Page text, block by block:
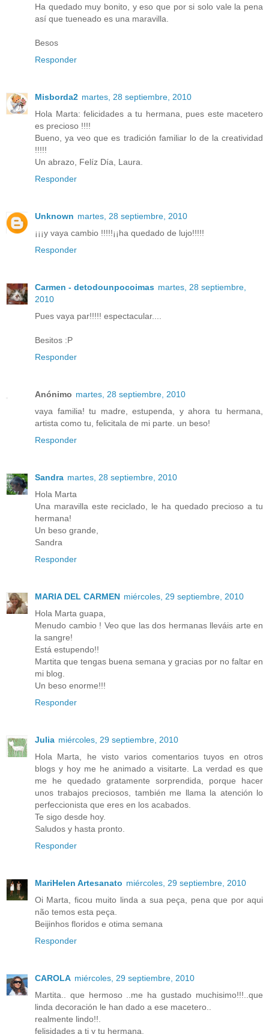
Ha quedado muy bonito, y eso que por si solo vale la pena
así que tueneado es una maravilla.
Besos
Responder
Misborda2 martes, 28 septiembre, 2010
Hola Marta: felicidades a tu hermana, pues este macetero
es precioso !!!!
Bueno, ya veo que es tradición familiar lo de la creatividad
!!!!!
Un abrazo, Felíz Día, Laura.
Responder
Unknown martes, 28 septiembre, 2010
¡¡¡y vaya cambio !!!!!¡¡ha quedado de lujo!!!!!
Responder
Carmen - detodounpocoimas martes, 28 septiembre,
2010
Pues vaya par!!!!! espectacular....
Besitos :P
Responder
Anónimo martes, 28 septiembre, 2010
vaya familia! tu madre, estupenda, y ahora tu hermana,
artista como tu, felicitala de mi parte. un beso!
Responder
Sandra martes, 28 septiembre, 2010
Hola Marta
Una maravilla este reciclado, le ha quedado precioso a tu
hermana!
Un beso grande,
Sandra
Responder
MARIA DEL CARMEN miércoles, 29 septiembre, 2010
Hola Marta guapa,
Menudo cambio ! Veo que las dos hermanas lleváis arte en
la sangre!
Está estupendo!!
Martita que tengas buena semana y gracias por no faltar en
mi blog.
Un beso enorme!!!
Responder
Julia miércoles, 29 septiembre, 2010
Hola Marta, he visto varios comentarios tuyos en otros
blogs y hoy me he animado a visitarte. La verdad es que
me he quedado gratamente sorprendida, porque hacer
unos trabajos preciosos, también me llama la atención lo
perfeccionista que eres en los acabados.
Te sigo desde hoy.
Saludos y hasta pronto.
Responder
MariHelen Artesanato miércoles, 29 septiembre, 2010
Oi Marta, ficou muito linda a sua peça, pena que por aqui
não temos esta peça.
Beijinhos floridos e otima semana
Responder
CAROLA miércoles, 29 septiembre, 2010
Martita.. que hermoso ..me ha gustado muchisimo!!!..que
linda decoración le han dado a ese macetero..
realmente lindo!!.
felisidades a ti y tu hermana.